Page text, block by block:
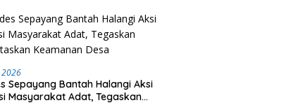
2026
Sepayang Bantah Halangi Aksi
Masyarakat Adat, Tegaskan